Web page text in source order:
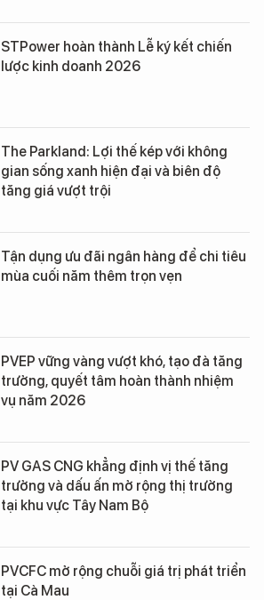
STPower hoàn thành Lễ ký kết chiến
lược kinh doanh 2026
The Parkland: Lợi thế kép với không
gian sống xanh hiện đại và biên độ
tăng giá vượt trội
Tận dụng ưu đãi ngân hàng để chi tiêu
mùa cuối năm thêm trọn vẹn
PVEP vững vàng vượt khó, tạo đà tăng
trưởng, quyết tâm hoàn thành nhiệm
vụ năm 2026
PV GAS CNG khẳng định vị thế tăng
trưởng và dấu ấn mở rộng thị trường
tại khu vực Tây Nam Bộ
PVCFC mở rộng chuỗi giá trị phát triển
tại Cà Mau